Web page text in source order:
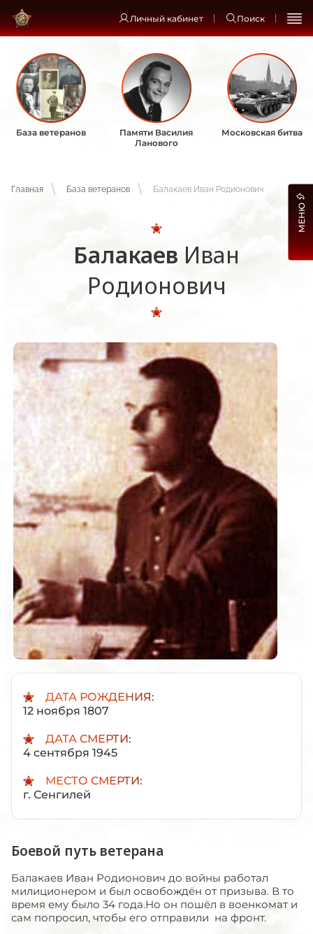
Личный кабинет Поиск
База ветеранов
Памяти Василия
Ланового
Московская битва
Главная База ветеранов Балакаев Иван Родионович
Балакаев Иван
Родионович
ДАТА РОЖДЕНИЯ:
12 ноября 1807
ДАТА СМЕРТИ:
4 сентября 1945
МЕСТО СМЕРТИ:
г. Сенгилей
Боевой путь ветерана
Балакаев Иван Родионович до войны работал
милиционером и был освобождён от призыва. В то
время ему было 34 года.Но он пошёл в военкомат и
сам попросил, чтобы его отправили на фронт.
МЕНЮ